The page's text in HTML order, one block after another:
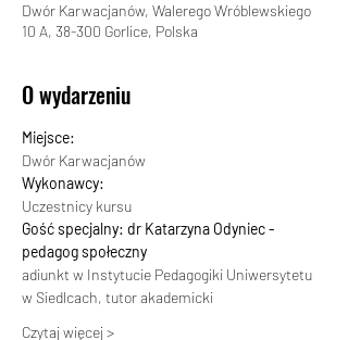
Dwór Karwacjanów, Walerego Wróblewskiego
10 A, 38-300 Gorlice, Polska
O wydarzeniu
Miejsce:
Dwór Karwacjanów
Wykonawcy:
Uczestnicy kursu
Gość specjalny: dr Katarzyna Odyniec -
pedagog społeczny
adiunkt w Instytucie Pedagogiki Uniwersytetu
w Siedlcach, tutor akademicki
Czytaj więcej >